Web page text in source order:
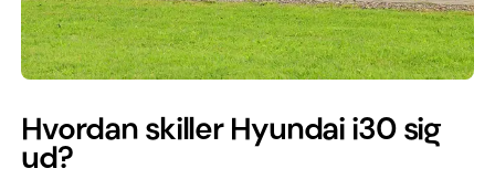
Hvordan skiller Hyundai i30 sig
ud?